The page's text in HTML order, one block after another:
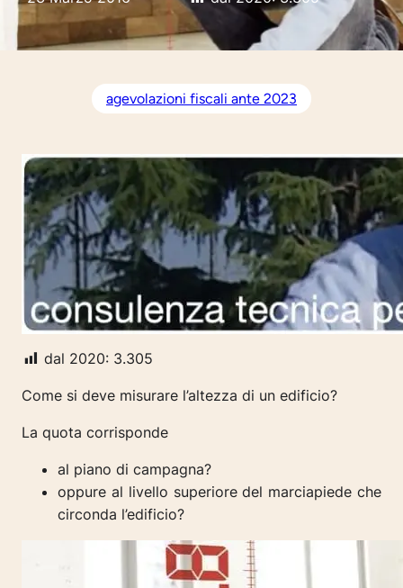
agevolazioni fiscali ante 2023
dal 2020: 3.305
Come si deve misurare l’altezza di un edificio?
La quota corrisponde
al piano di campagna?
oppure al livello superiore del marciapiede che
circonda l’edificio?